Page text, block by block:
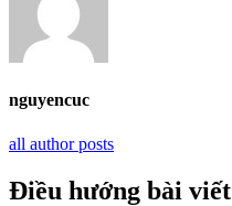
nguyencuc
all author posts
Điều hướng bài viết